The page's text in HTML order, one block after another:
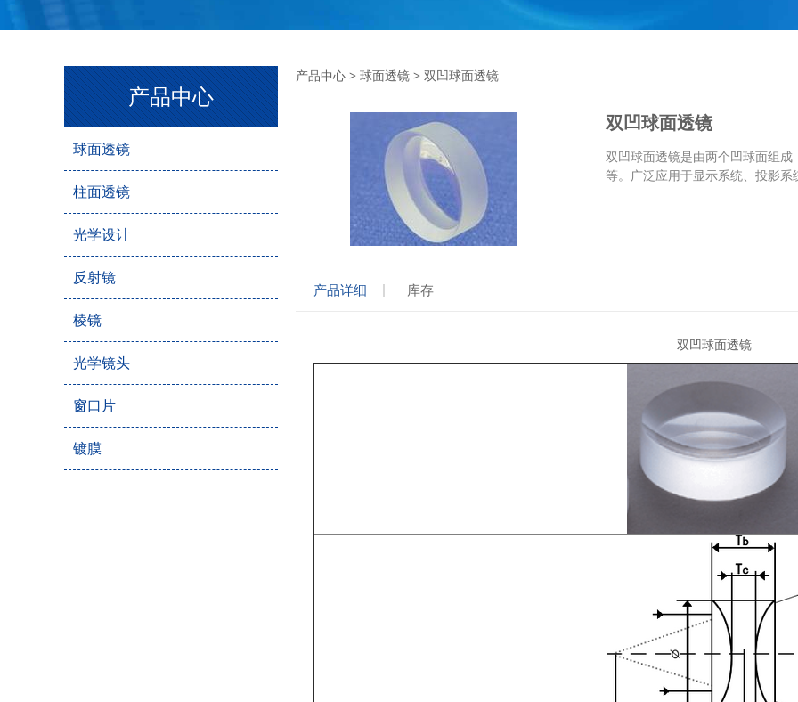
产品中心
球面透镜
柱面透镜
光学设计
反射镜
棱镜
光学镜头
窗口片
镀膜
双凹球面透镜
产品中心 > 球面透镜 > 双凹球面透镜
双凹球面透镜
双凹球面透镜是由两个凹球面组
等。广泛应用于显示系统、投影系
产品详细 库存
双凹球面透镜